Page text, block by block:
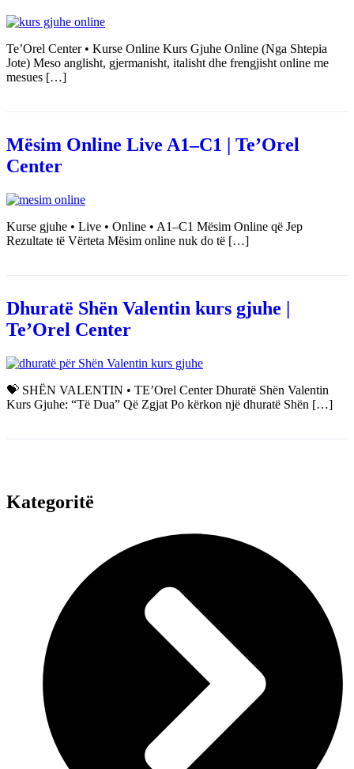
Te’Orel Center • Kurse Online Kurs Gjuhe Online (Nga Shtepia
Jote) Meso anglisht, gjermanisht, italisht dhe frengjisht online me
mesues […]
Mësim Online Live A1–C1 | Te’Orel
Center
Kurse gjuhe • Live • Online • A1–C1 Mësim Online që Jep
Rezultate të Vërteta Mësim online nuk do të […]
Dhuratë Shën Valentin kurs gjuhe |
Te’Orel Center
💝 SHËN VALENTIN • TE’Orel Center Dhuratë Shën Valentin
Kurs Gjuhe: “Të Dua” Që Zgjat Po kërkon një dhuratë Shën […]
Kategoritë